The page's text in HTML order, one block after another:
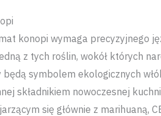
konopi wymaga precyzyjnego
z tych roślin, wokół których
będą symbolem ekologicznych
składnikiem nowoczesnej
się głównie z marihuaną,